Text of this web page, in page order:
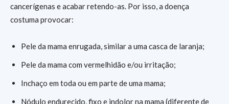
cancerígenas e acabar retendo-as. Por isso, a doença
costuma provocar:
Pele da mama enrugada, similar a uma casca de laranja;
Pele da mama com vermelhidão e/ou irritação;
Inchaço em toda ou em parte de uma mama;
Nódulo endurecido, fixo e indolor na mama (diferente de